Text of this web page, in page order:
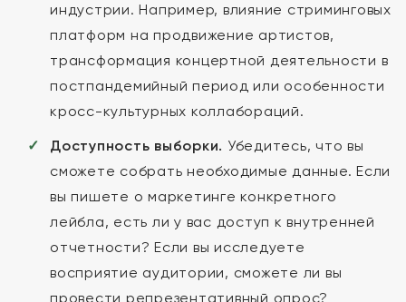
индустрии. Например, влияние стриминговых
платформ на продвижение артистов,
трансформация концертной деятельности в
постпандемийный период или особенности
кросс-культурных коллабораций.
Доступность выборки. Убедитесь, что вы
сможете собрать необходимые данные. Если
вы пишете о маркетинге конкретного
лейбла, есть ли у вас доступ к внутренней
отчетности? Если вы исследуете
восприятие аудитории, сможете ли вы
провести репрезентативный опрос?